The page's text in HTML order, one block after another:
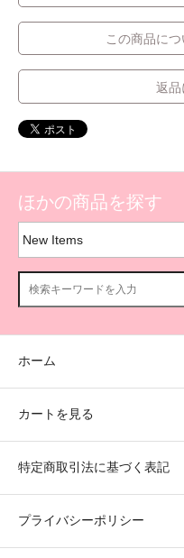
この商品に
返品
ほかの商品を探す
ホーム
カートを見る
特定商取引法に基づく表記
プライバシーポリシー